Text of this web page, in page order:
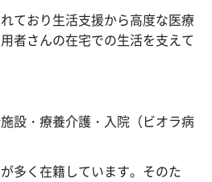
ており生活支援から高度な医療
者さんの在宅での生活を支えて
設・療養介護・入院（ビオラ病
多く在籍しています。そのた